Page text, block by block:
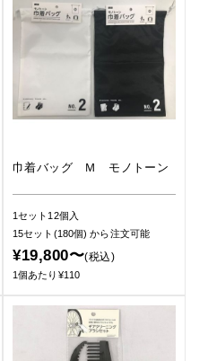
巾着バッグ Ｍ モノトーン
1セット12個入
15セット(180個)から注文可能
¥19,800〜(税込)
1個あたり¥110